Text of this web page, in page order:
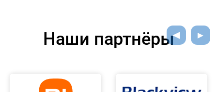
Наши партнёры